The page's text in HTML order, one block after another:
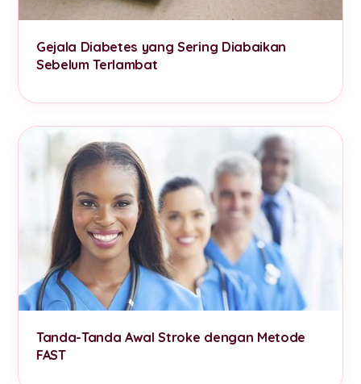
Gejala Diabetes yang Sering Diabaikan
Sebelum Terlambat
Tanda-Tanda Awal Stroke dengan Metode
FAST